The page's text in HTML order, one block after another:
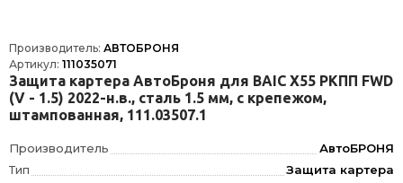
Производитель: АВТОБРОНЯ
Артикул: 111035071
Защита картера АвтоБроня для BAIC X55 РКПП FWD
(V - 1.5) 2022-н.в., сталь 1.5 мм, с крепежом,
штампованная, 111.03507.1
Производитель
АвтоБРОНЯ
Тип
Защита картера